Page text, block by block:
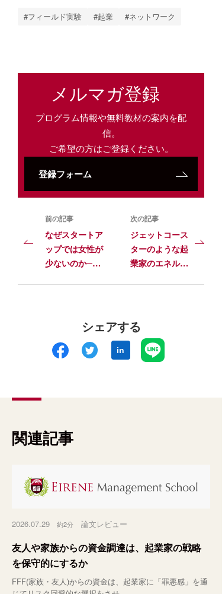
#フィールド実験 #起業 #ネットワーク
メルマガ登録
プログラム情報や無料教材の案内を配
信。
ご希望の方はご登録ください。
登録フォーム
前の記事
なぜスタートア
ップでは女性が
少ないのか──
次の記事
ジェットコース
ターのような起
業家のエネルギ
シェアする
in
関連記事
2026.07.29 約2分 論文レビュー
友人や家族からの資金調達は、起業家の戦略
を保守的にするか
FFF(家族・友人)からの資金は、起業家に「罪悪感」を通